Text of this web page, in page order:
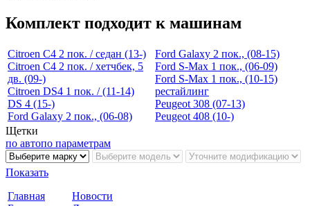
Комплект подходит к машинам
Citroen C4 2 пок. / седан (13-)
Citroen C4 2 пок. / хетчбек, 5
дв. (09-)
Citroen DS4 1 пок. / (11-14)
DS 4 (15-)
Ford Galaxy 2 пок., (06-08)
Ford Galaxy 2 пок., (08-15)
Ford S-Max 1 пок., (06-09)
Ford S-Max 1 пок., (10-15)
рестайлинг
Peugeot 308 (07-13)
Peugeot 408 (10-)
Щетки
по автопо параметрам
Показать
Главная
Новости